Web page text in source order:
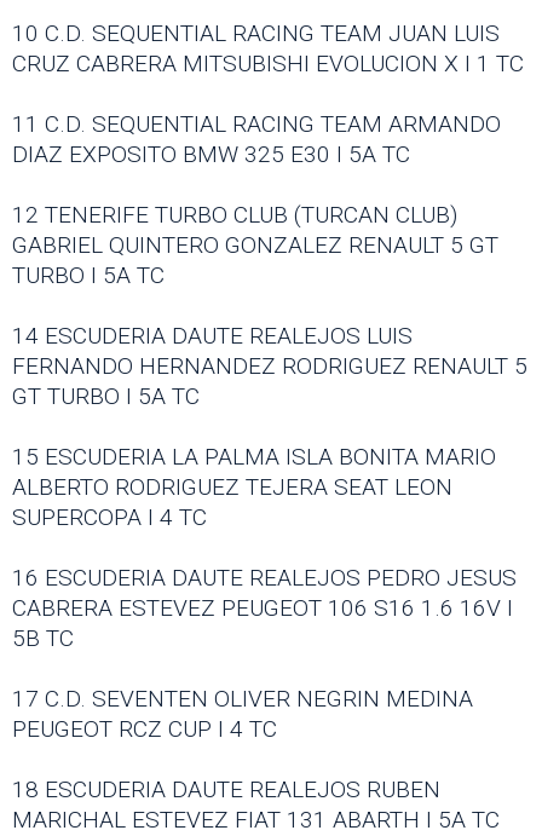
10 C.D. SEQUENTIAL RACING TEAM JUAN LUIS
CRUZ CABRERA MITSUBISHI EVOLUCION X I 1 TC
11 C.D. SEQUENTIAL RACING TEAM ARMANDO
DIAZ EXPOSITO BMW 325 E30 I 5A TC
12 TENERIFE TURBO CLUB (TURCAN CLUB)
GABRIEL QUINTERO GONZALEZ RENAULT 5 GT
TURBO I 5A TC
14 ESCUDERIA DAUTE REALEJOS LUIS
FERNANDO HERNANDEZ RODRIGUEZ RENAULT 5
GT TURBO I 5A TC
15 ESCUDERIA LA PALMA ISLA BONITA MARIO
ALBERTO RODRIGUEZ TEJERA SEAT LEON
SUPERCOPA I 4 TC
16 ESCUDERIA DAUTE REALEJOS PEDRO JESUS
CABRERA ESTEVEZ PEUGEOT 106 S16 1.6 16V I
5B TC
17 C.D. SEVENTEN OLIVER NEGRIN MEDINA
PEUGEOT RCZ CUP I 4 TC
18 ESCUDERIA DAUTE REALEJOS RUBEN
MARICHAL ESTEVEZ FIAT 131 ABARTH I 5A TC